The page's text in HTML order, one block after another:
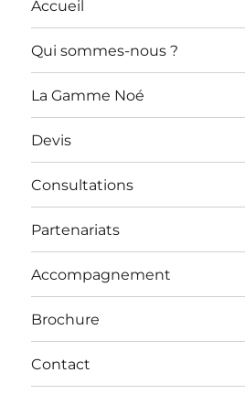
Accueil
Qui sommes-nous ?
La Gamme Noé
Devis
Consultations
Partenariats
Accompagnement
Brochure
Contact